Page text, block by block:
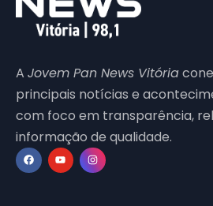
A Jovem Pan News Vitória
principais notícias e
com foco em transparência,
informação de qualidade.